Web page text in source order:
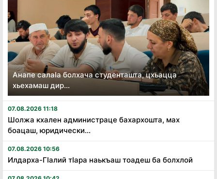
Анапе салаӏа болхача студенташта, цхьацца
хьехамаш дир...
07.08.2026 11:18
Шолжа кхален администраце бахархошта, мах
боацаш, юридически...
07.08.2026 10:56
Илдарха-Гӏалий тӏара наькъаш тоадеш ба болхлой